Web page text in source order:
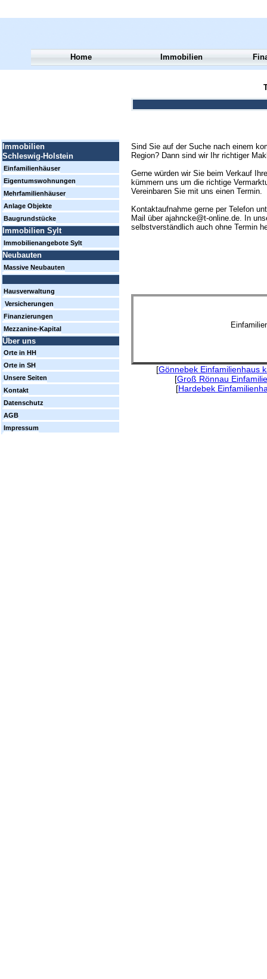
Sind Sie auf der Suche nach einem
Region? Dann sind wir Ihr richtiger
Gerne würden wir Sie beim Verkauf
kümmern uns um die richtige
Vereinbaren Sie mit uns einen Termin.
Kontaktaufnahme gerne per Telefon
Mail über ajahncke@t-online.de. In
selbstverständlich auch ohne Termin
[Gönnebek Einfamilienhaus
[Groß Rönnau
[Hardebek
Home Immobilien
Immobilien
Schleswig-Holstein
Einfamilienhäuser
Eigentumswohnungen
Mehrfamilienhäuser
Anlage Objekte
Baugrundstücke
Immobilien Sylt
Immobilienangebote Sylt
Neubauten
Massive Neubauten
Hausverwaltung
Versicherungen
Finanzierungen
Mezzanine-Kapital
Über uns
Orte in HH
Orte in SH
Unsere Seiten
Kontakt
Datenschutz
AGB
Impressum